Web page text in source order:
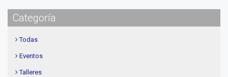
Categoría
Todas
Eventos
Talleres